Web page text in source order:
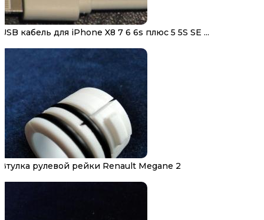
USB кабель для iPhone X8 7 6 6s плюс 5 5S SE ...
Втулка рулевой рейки Renault Megane 2